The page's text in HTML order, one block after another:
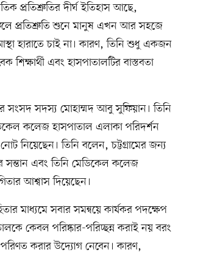
প্রতিশ্রুতির দীর্ঘ ইতিহাস আছে,
প্রতিশ্রুতি শুনে মানুষ এখন আর সহজে
হারাতে চাই না। কারণ, তিনি শুধু একজন
এবং হাসপাতালটির বাস্তবতা
সদস্য মোহাম্মদ আবু সুফিয়ান। তিনি
কলেজ হাসপাতাল এলাকা পরিদর্শন
নিয়েছেন। তিনি বলেন, চট্টগ্রামের জন্য
সন্তান এবং তিনি মেডিকেল কলেজ
আশ্বাস দিয়েছেন।
মাধ্যমে সবার সমন্বয়ে কার্যকর পদক্ষেপ
কেবল পরিষ্কার-পরিচ্ছন্ন করাই নয় বরং
করার উদ্যোগ নেবেন। কারণ,